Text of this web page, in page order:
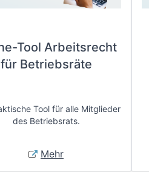
Tool Arbeitsrecht
für Betriebsräte
Tool für alle Mitglieder
des Betriebsrats.
Mehr